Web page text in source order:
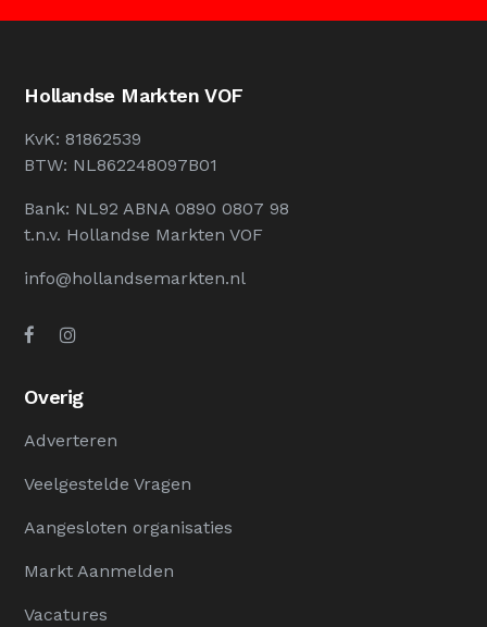
Hollandse Markten VOF
KvK: 81862539
BTW: NL862248097B01
Bank: NL92 ABNA 0890 0807 98
t.n.v. Hollandse Markten VOF
info@hollandsemarkten.nl
Overig
Adverteren
Veelgestelde Vragen
Aangesloten organisaties
Markt Aanmelden
Vacatures